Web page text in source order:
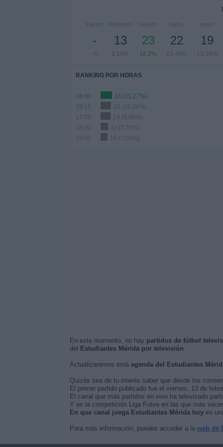
ENERO
-
- %
FEBRERO
13
9,15%
MARZO
23
16,2%
ABRIL
22
15,49%
MAYO
19
13,38%
RANKING POR HORAS
18:00
16 (11,27%)
19:15
15 (10,56%)
17:00
14 (9,86%)
15:00
11 (7,75%)
19:00
10 (7,04%)
En este momento, no hay partidos de fútbol
del
Estudiantes Mérida por televisión.
Actualizaremos está agenda del Estudiantes
Quizás sea de tu interés saber que desde los
El primer partido publicado fue el viernes, 13 de
El canal que más partidos en vivo ha televisado
Y es la competición Liga Futve en las que más
En que canal juega Estudiantes Mérida hoyes
Para más información, puedes acceder a la web de